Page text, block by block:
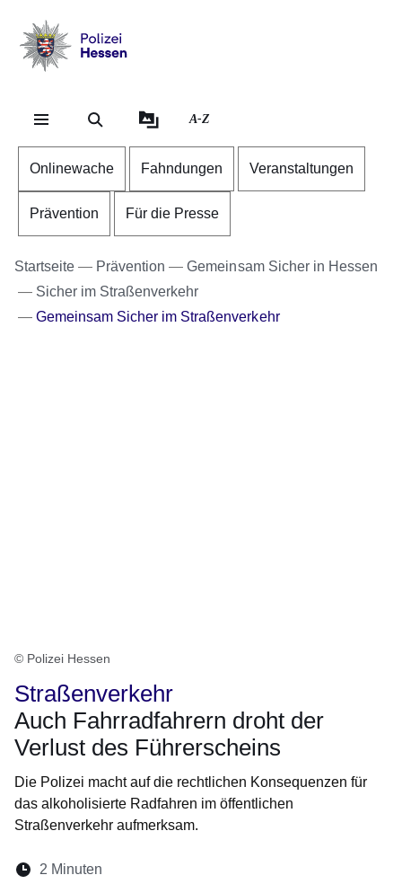
Hessen
A-Z
Onlinewache Fahndungen Veranstaltungen
Prävention Für die Presse
Startseite Prävention
Gemeinsam Sicher in Hessen
Sicher im Straßenverkehr
Gemeinsam Sicher im Straßenverkehr
© Polizei Hessen
Straßenverkehr
Auch Fahrradfahrern droht der
Verlust des Führerscheins
Die Polizei macht auf die rechtlichen Konsequenzen für
das alkoholisierte Radfahren im öffentlichen
Straßenverkehr aufmerksam.
Lesedauer:
2 Minuten